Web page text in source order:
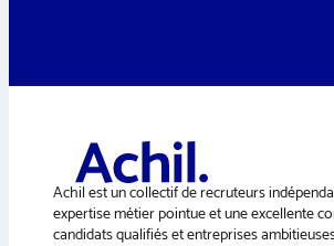
r
Achil est un collectif de recruteurs
expertise métier pointue et une excellente
candidats qualifiés et entreprises